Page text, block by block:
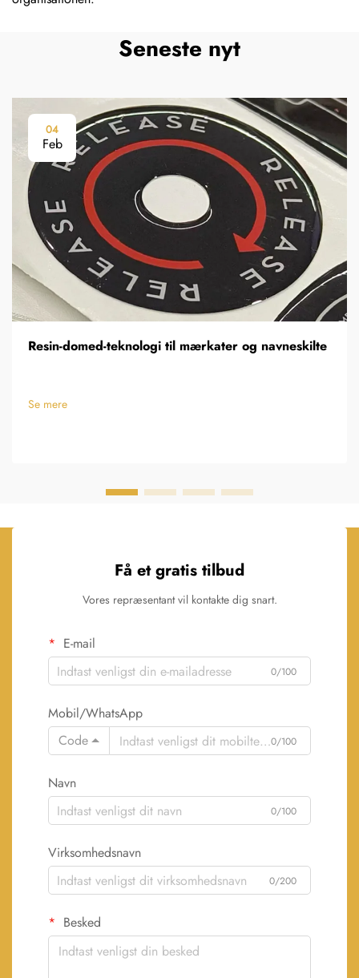
Seneste nyt
04
Feb
Resin-domed-teknologi til mærkater og navneskilte
Se mere
Få et gratis tilbud
Vores repræsentant vil kontakte dig snart.
E-mail
0/100
Mobil/WhatsApp
Code
0/100
Navn
0/100
Virksomhedsnavn
0/200
Besked